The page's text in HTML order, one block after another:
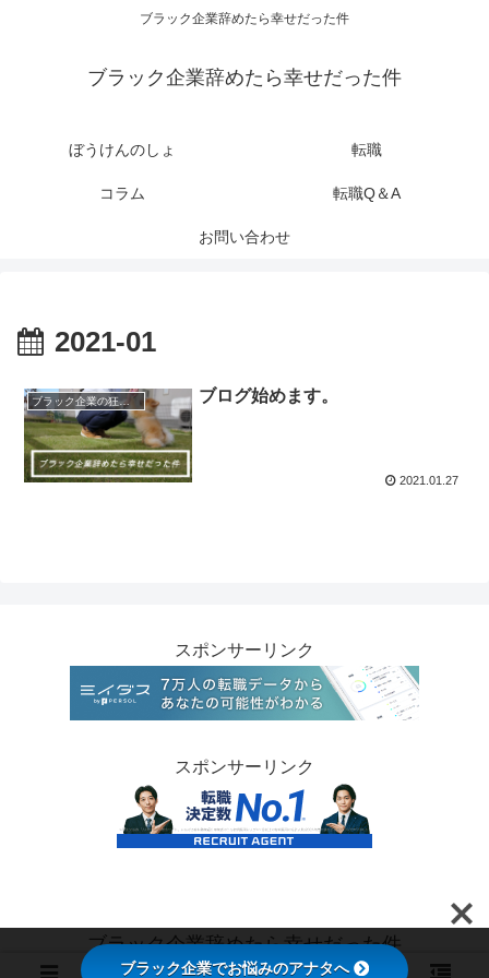
ブラック企業辞めたら幸せだった件
ブラック企業辞めたら幸せだった件
ぼうけんのしょ 転職
コラム 転職Q＆A
お問い合わせ
2021-01
ブラック企業の狂った実態 ブログ始めます。
2021.01.27
スポンサーリンク
スポンサーリンク
ブラック企業辞めたら幸せだった件
ブラック企業でお悩みのアナタへ